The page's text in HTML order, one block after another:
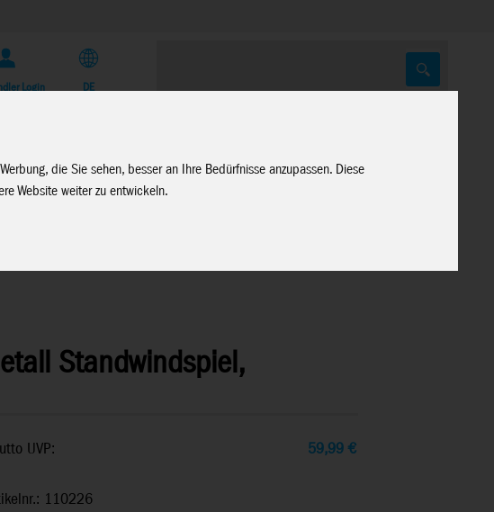
die Sie sehen, besser an Ihre Bedürfnisse anzupassen. Diese
Website weiter zu entwickeln.
Login DE
Standwindspiel,
UVP: 59,99€
110226